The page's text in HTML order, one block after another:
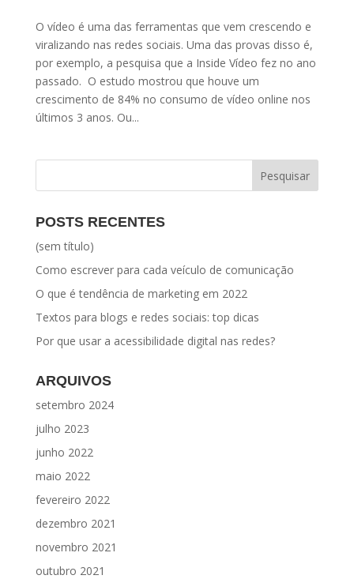
O vídeo é uma das ferramentas que vem crescendo e
viralizando nas redes sociais. Uma das provas disso é,
por exemplo, a pesquisa que a Inside Vídeo fez no ano
passado. O estudo mostrou que houve um
crescimento de 84% no consumo de vídeo online nos
últimos 3 anos. Ou...
POSTS RECENTES
(sem título)
Como escrever para cada veículo de comunicação
O que é tendência de marketing em 2022
Textos para blogs e redes sociais: top dicas
Por que usar a acessibilidade digital nas redes?
ARQUIVOS
setembro 2024
julho 2023
junho 2022
maio 2022
fevereiro 2022
dezembro 2021
novembro 2021
outubro 2021